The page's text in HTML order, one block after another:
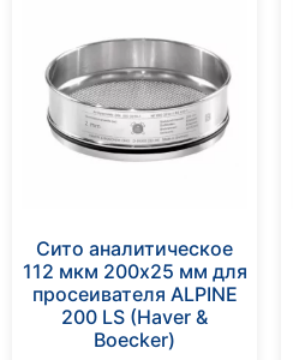
Сито аналитическое
112 мкм 200х25 мм для
просеивателя ALPINE
200 LS (Haver &
Boecker)